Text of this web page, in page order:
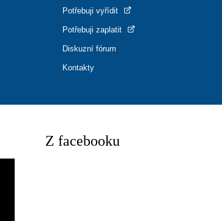
Potřebuji vyřídit
Potřebuji zaplatit
Diskuzní fórum
Kontakty
Z facebooku